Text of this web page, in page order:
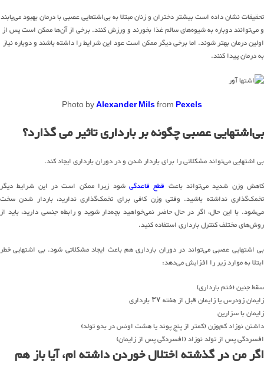
تحقیقات نشان داده است بیشتر دختران و زنان مبتلا به بی‌اشتعایی عصبی با درمان بهبود می‌یابند
و می‌توانند دوباره به شیوه‌های سالم غذا بخورند و ورزش کنند. برخی از آن‌ها ممکن است پس از
اولین درمان بهتر شوند. اما برخی دیگر ممکن است عود این شرایط را داشته باشند و دوباره نیاز
به درمان پیدا کنند.
Photo byAlexander Milsfrom Pexels
بی‌اشتهایی عصبی چگونه بر بارداری تاثیر می گذارد؟
بی اشتهایی می‌تواند مشکلاتی را برای باردار شدن و در دوران بارداری ایجاد کند.
کاهش وزن شدید می‌تواند باعث قطع قاعدگی شود زیرا ممکن است در این شرایط دیگر
تخمک‌گذاری نداشته باشید. وقتی وزن کافی برای تخمک‌گذاری ندارید، باردار شدن سخت
می‌شود. با این حال، اگر در حال حاضر نمی‌خواهید بچه‌دار شوید و رابطه جنسی دارید، باید از
روش‌های مختلف کنترل بارداری استفاده کنید.
بی اشتهایی عصبی می‌تواند در دوران بارداری هم باعث ایجاد مشکلاتی شود. بی اشتهایی خطر
ابتلا به موارد زیر را افزایش می‌دهد:
سقط جنین (ختم بارداری)
زایمان زودرس یا زایمان قبل از هفته ۳۷ بارداری
زایمان با سزارین
داشتن نوزاد کم‌وزن (کمتر از پنج پوند یا هشت اونس در بدو تولد)
افسردگی پس از تولد نوزاد (افسردگی پس از زایمان)
اگر من در گذشته اختلال خوردن داشته ام، آیا باز هم